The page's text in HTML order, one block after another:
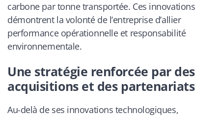
carbone par tonne transportée. Ces innovations
démontrent la volonté de l’entreprise d’allier
performance opérationnelle et responsabilité
environnementale.
Une stratégie renforcée par des
acquisitions et des partenariats
Au-delà de ses innovations technologiques,